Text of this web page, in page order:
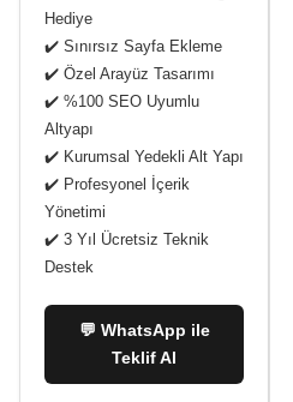
Hediye
✔️ Sınırsız Sayfa Ekleme
✔️ Özel Arayüz Tasarımı
✔️ %100 SEO Uyumlu
Altyapı
✔️ Kurumsal Yedekli Alt Yapı
✔️ Profesyonel İçerik
Yönetimi
✔️ 3 Yıl Ücretsiz Teknik
Destek
💬 WhatsApp ile
Teklif Al